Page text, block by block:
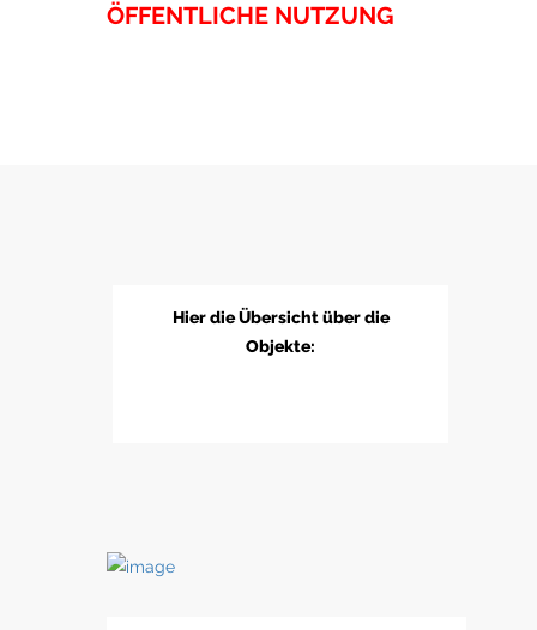
ÖFFENTLICHE NUTZUNG
Hier die Übersicht über die
Objekte: